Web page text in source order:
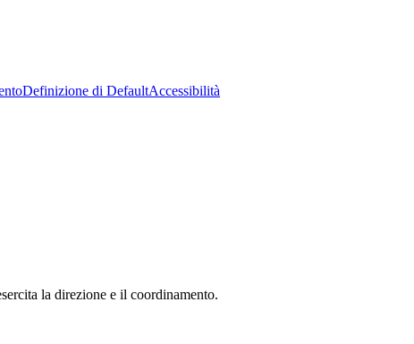
Definizione di DefaultAccessibilità
la direzione e il coordinamento.